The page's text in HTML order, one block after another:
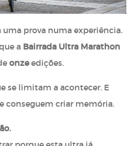
uma prova numa experiência.
a Bairrada Ultra Marathon
onzeedições.
se limitam a acontecer. E
conseguem criar memória.